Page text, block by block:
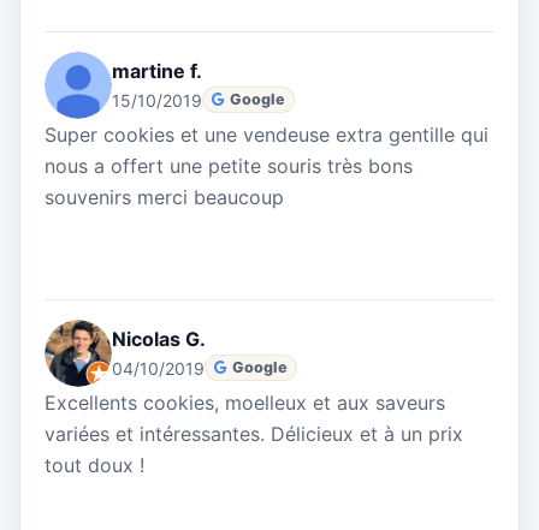
martine f.
15/10/2019 Google
Super cookies et une vendeuse extra gentille qui
nous a offert une petite souris très bons
souvenirs merci beaucoup
Nicolas G.
04/10/2019 Google
Excellents cookies, moelleux et aux saveurs
variées et intéressantes. Délicieux et à un prix
tout doux !